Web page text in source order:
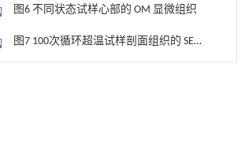
图6 不同状态试样心部的 OM 显微组织
图7 100次循环超温试样剖面组织的 SEM
图像